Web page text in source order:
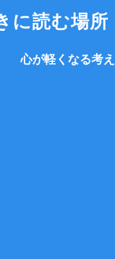
に読む場所
心が軽くなる考